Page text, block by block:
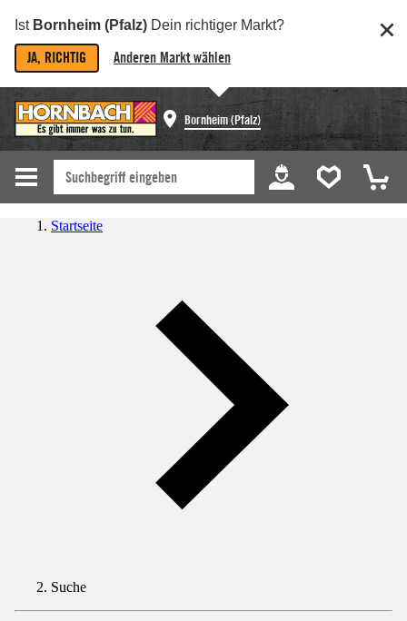
Ist Bornheim (Pfalz) Dein richtiger Markt?
JA, RICHTIG Anderen Markt wählen
Bornheim (Pfalz)
Startseite
Suche